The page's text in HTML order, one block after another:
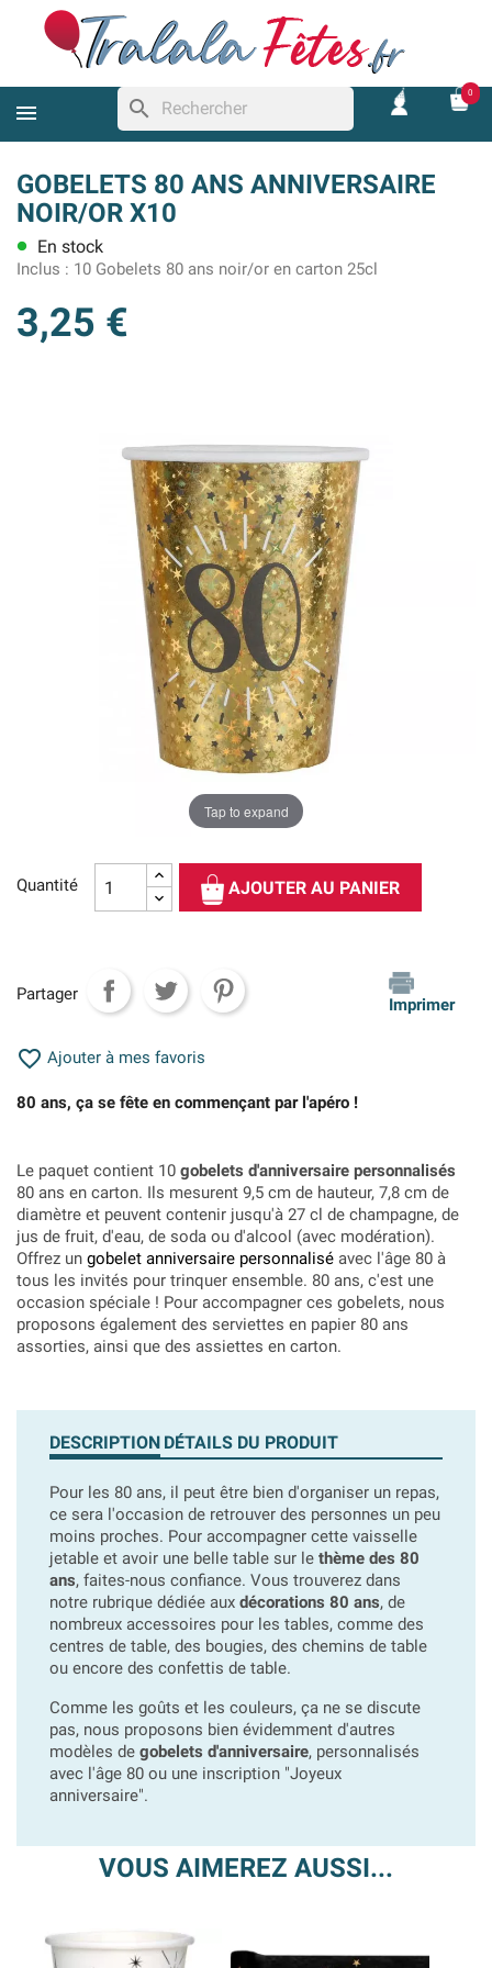
search
0
GOBELETS 80 ANS ANNIVERSAIRE
NOIR/OR X10
lens En stock
Inclus : 10 Gobelets 80 ans noir/or en carton 25cl
3,25 €
Tap to expand
Quantité AJOUTER AU PANIER
Partager
Imprimer
 Ajouter à mes favoris
80 ans, ça se fête en commençant par l'apéro !
Le paquet contient 10 gobelets d'anniversaire personnalisés
80 ans en carton. Ils mesurent 9,5 cm de hauteur, 7,8 cm de
diamètre et peuvent contenir jusqu'à 27 cl de champagne, de
jus de fruit, d'eau, de soda ou d'alcool (avec modération).
Offrez un gobelet anniversaire personnalisé avec l'âge 80 à
tous les invités pour trinquer ensemble. 80 ans, c'est une
occasion spéciale ! Pour accompagner ces gobelets, nous
proposons également des serviettes en papier 80 ans
assorties, ainsi que des assiettes en carton.
DESCRIPTION DÉTAILS DU PRODUIT
Pour les 80 ans, il peut être bien d'organiser un repas,
ce sera l'occasion de retrouver des personnes un peu
moins proches. Pour accompagner cette vaisselle
jetable et avoir une belle table sur le thème des 80
ans, faites-nous confiance. Vous trouverez dans
notre rubrique dédiée aux décorations 80 ans, de
nombreux accessoires pour les tables, comme des
centres de table, des bougies, des chemins de table
ou encore des confettis de table.
Comme les goûts et les couleurs, ça ne se discute
pas, nous proposons bien évidemment d'autres
modèles de gobelets d'anniversaire, personnalisés
avec l'âge 80 ou une inscription "Joyeux
anniversaire".
VOUS AIMEREZ AUSSI...